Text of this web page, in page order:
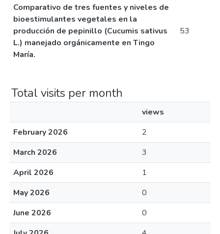
Comparativo de tres fuentes y niveles de
bioestimulantes vegetales en la
producción de pepinillo (Cucumis sativus
L.) manejado orgánicamente en Tingo
María.
53
Total visits per month
views
February 2026
2
March 2026
3
April 2026
1
May 2026
0
June 2026
0